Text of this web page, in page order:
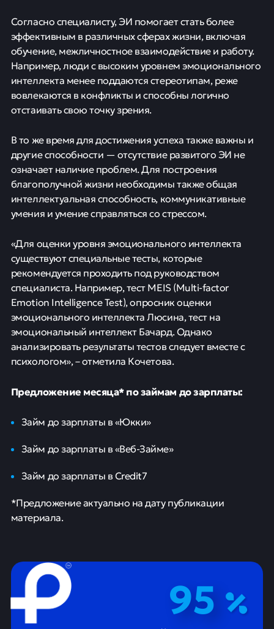
Согласно специалисту, ЭИ помогает стать более
эффективным в различных сферах жизни, включая
обучение, межличностное взаимодействие и работу.
Например, люди с высоким уровнем эмоционального
интеллекта менее поддаются стереотипам, реже
вовлекаются в конфликты и способны логично
отстаивать свою точку зрения.
В то же время для достижения успеха также важны и
другие способности — отсутствие развитого ЭИ не
означает наличие проблем. Для построения
благополучной жизни необходимы также общая
интеллектуальная способность, коммуникативные
умения и умение справляться со стрессом.
«Для оценки уровня эмоционального интеллекта
существуют специальные тесты, которые
рекомендуется проходить под руководством
специалиста. Например, тест MEIS (Multi-factor
Emotion Intelligence Test), опросник оценки
эмоционального интеллекта Люсина, тест на
эмоциональный интеллект Бачард. Однако
анализировать результаты тестов следует вместе с
психологом», – отметила Кочетова.
Предложение месяца* по займамдо зарплаты:
Займ до зарплаты в «Юкки»
Займ до зарплаты в «Веб-Займе»
Займ до зарплаты в Credit7
*Предложение актуально на дату публикации
материала.
95